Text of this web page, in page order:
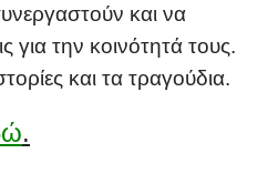
και να
την κοινότητά τους.
και τα τραγούδια.
.